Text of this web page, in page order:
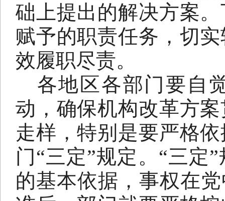
础上提出的解决方案
赋予的职责任务，切
效履职尽责。
各地区各部门要自
动，确保机构改革方
走样，特别是要严格
门“三定”规定。“三定
的基本依据，事权在